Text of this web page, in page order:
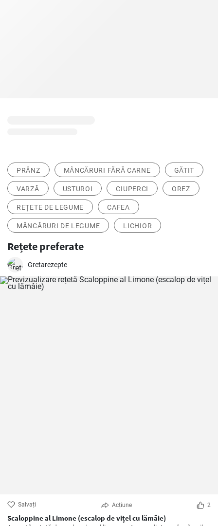
PRÂNZ MÂNCĂRURI FĂRĂ CARNE GĂTIT
VARZĂ USTUROI CIUPERCI OREZ
REȚETE DE LEGUME CAFEA
MÂNCĂRURI DE LEGUME LICHIOR
Rețete preferate
Gretarezepte
Salvați Acțiune 2
Scaloppine al Limone (escalop de vițel cu lămâie)